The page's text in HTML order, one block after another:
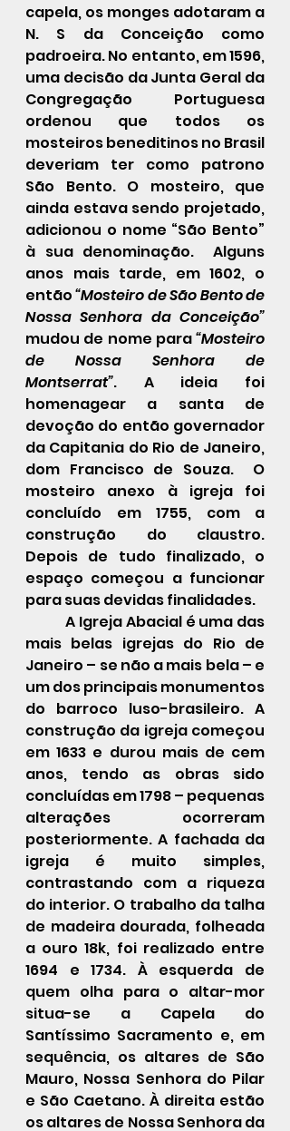
capela, os monges adotaram a
N. S da Conceição como
padroeira. No entanto, em 1596,
uma decisão da Junta Geral da
Congregação Portuguesa
ordenou que todos os
mosteiros beneditinos no Brasil
deveriam ter como patrono
São Bento. O mosteiro, que
ainda estava sendo projetado,
adicionou o nome “São Bento”
à sua denominação.  Alguns
anos mais tarde, em 1602, o
então “Mosteiro de São Bento de
mudou de nome para “Mosteiro
de Nossa Senhora de
Montserrat”. A ideia foi
homenagear a santa de
devoção do então governador
da Capitania do Rio de Janeiro,
dom Francisco de Souza.  O
mosteiro anexo à igreja foi
concluído em 1755, com a
construção do claustro.
Depois de tudo finalizado, o
espaço começou a funcionar
para suas devidas finalidades.
            A Igreja Abacial é uma das
mais belas igrejas do Rio de
Janeiro – se não a mais bela – e
um dos principais monumentos
do barroco luso-brasileiro. A
construção da igreja começou
em 1633 e durou mais de cem
anos, tendo as obras sido
concluídas em 1798 – pequenas
alterações ocorreram
posteriormente. A fachada da
igreja é muito simples,
contrastando com a riqueza
do interior. O trabalho da talha
de madeira dourada, folheada
a ouro 18k, foi realizado entre
1694 e 1734. À esquerda de
quem olha para o altar-mor
situa-se a Capela do
Santíssimo Sacramento e, em
sequência, os altares de São
Mauro, Nossa Senhora do Pilar
e São Caetano. À direita estão
os altares de Nossa Senhora da